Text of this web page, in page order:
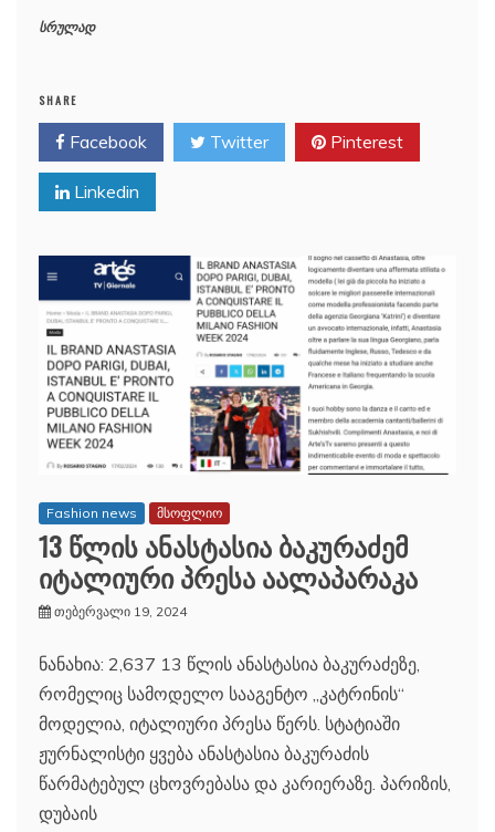
სრულად
SHARE
Facebook Twitter Pinterest
Linkedin
Fashion news მსოფლიო
13 წლის ანასტასია ბაკურაძემ
იტალიური პრესა აალაპარაკა
თებერვალი 19, 2024
ნანახია: 2,637 13 წლის ანასტასია ბაკურაძეზე,
რომელიც სამოდელო სააგენტო „კატრინის“
მოდელია, იტალიური პრესა წერს. სტატიაში
ჟურნალისტი ყვება ანასტასია ბაკურაძის
წარმატებულ ცხოვრებასა და კარიერაზე. პარიზის,
დუბაის